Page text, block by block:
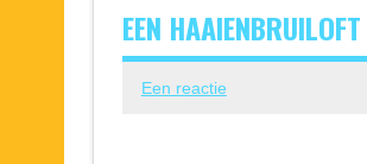
EEN HAAIENBRUILOFT
Een reactie